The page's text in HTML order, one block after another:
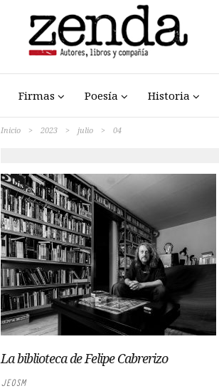
Firmas Poesía Historia
Inicio > 2023 > julio > 04
La biblioteca de Felipe Cabrerizo
JEOSM